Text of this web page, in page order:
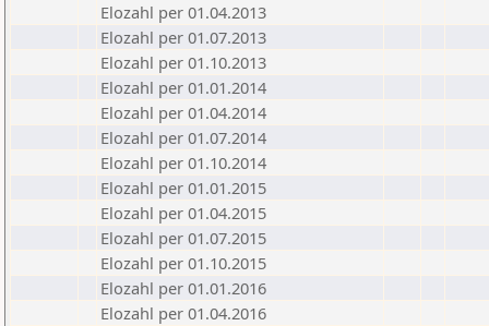
Elozahl per 01.04.2013
Elozahl per 01.07.2013
Elozahl per 01.10.2013
Elozahl per 01.01.2014
Elozahl per 01.04.2014
Elozahl per 01.07.2014
Elozahl per 01.10.2014
Elozahl per 01.01.2015
Elozahl per 01.04.2015
Elozahl per 01.07.2015
Elozahl per 01.10.2015
Elozahl per 01.01.2016
Elozahl per 01.04.2016